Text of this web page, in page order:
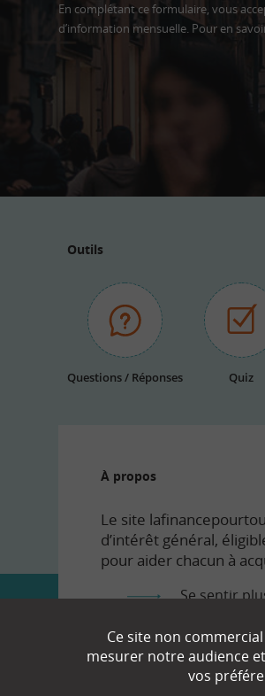
En complétant ce formulaire, vous
d’information mensuelle. Pour en
Outils
Questions / Réponses Quiz
À propos
Le site
d’intérêt général,
pour aider chacun à
Se sentir
Prendre
Ce site non
mesurer notre audience
vos